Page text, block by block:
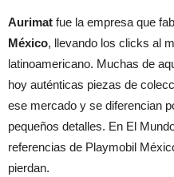
Aurimat fue la empresa que
México, llevando los clicks al
latinoamericano. Muchas de
hoy auténticas piezas de
ese mercado y se diferencian
pequeños detalles. En El
referencias de Playmobil
pierdan.